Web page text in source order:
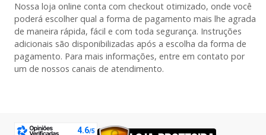
Nossa loja online conta com checkout otimizado, onde você
poderá escolher qual a forma de pagamento mais lhe agrada
de maneira rápida, fácil e com toda segurança. Instruções
adicionais são disponibilizadas após a escolha da forma de
pagamento. Para mais informações, entre em contato por
um de nossos canais de atendimento.